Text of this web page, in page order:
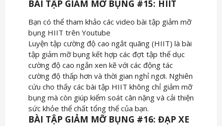
BÀI TẬP GIẢM MỠ BỤNG #15: HIIT
Bạn có thể tham khảo các video bài tập giảm mỡ
bụng HIIT trên Youtube
Luyện tập cường độ cao ngắt quãng (HIIT) là bài
tập giảm mỡ bụng kết hợp các đợt tập thể dục
cường độ cao ngắn xen kẽ với các động tác
cường độ thấp hơn và thời gian nghỉ ngơi. Nghiên
cứu cho thấy các bài tập HIIT không chỉ giảm mỡ
bụng mà còn giúp kiểm soát cân nặng và cải thiện
sức khỏe thể chất tổng thể của bạn.
BÀI TẬP GIẢM MỠ BỤNG #16: ĐẠP XE